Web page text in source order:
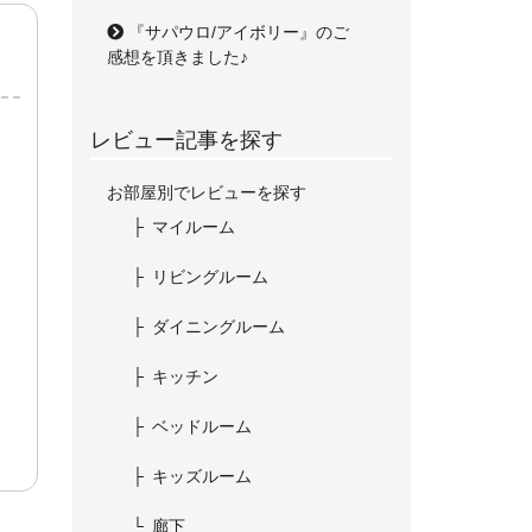
『サパウロ/アイボリー』のご
感想を頂きました♪
レビュー記事を探す
お部屋別でレビューを探す
マイルーム
リビングルーム
ダイニングルーム
キッチン
ベッドルーム
キッズルーム
廊下